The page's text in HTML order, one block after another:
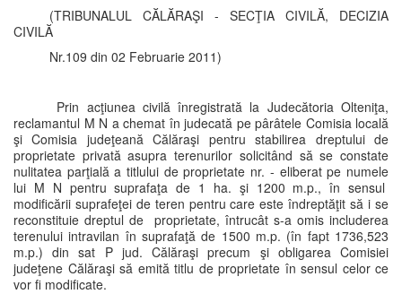
(TRIBUNALUL CĂLĂRAŞI - SECŢIA CIVILĂ, DECIZIA
CIVILĂ
Nr.109 din 02 Februarie 2011)
Prin acţiunea civilă înregistrată la Judecătoria Olteniţa,
reclamantul M N a chemat în judecată pe pârâtele Comisia locală
şi Comisia judeţeană Călăraşi pentru stabilirea dreptului de
proprietate privată asupra terenurilor solicitând să se constate
nulitatea parţială a titlului de proprietate nr. - eliberat pe numele
lui M N pentru suprafaţa de 1 ha. şi 1200 m.p., în sensul
modificării suprafeţei de teren pentru care este îndreptăţit să i se
reconstituie dreptul de proprietate, întrucât s-a omis includerea
terenului intravilan în suprafaţă de 1500 m.p. (în fapt 1736,523
m.p.) din sat P jud. Călăraşi precum şi obligarea Comisiei
judeţene Călăraşi să emită titlu de proprietate în sensul celor ce
vor fi modificate.